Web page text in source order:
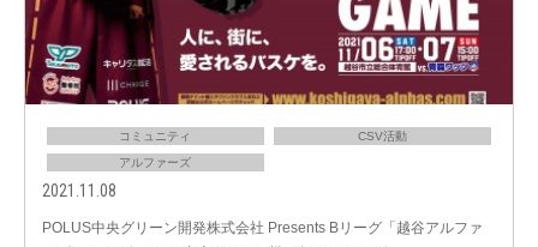
コミュニティ CSV活動
アルファーズ
2021.11.08
POLUS中央グリーン開発株式会社 Presents Bリーグ「越谷アルファ